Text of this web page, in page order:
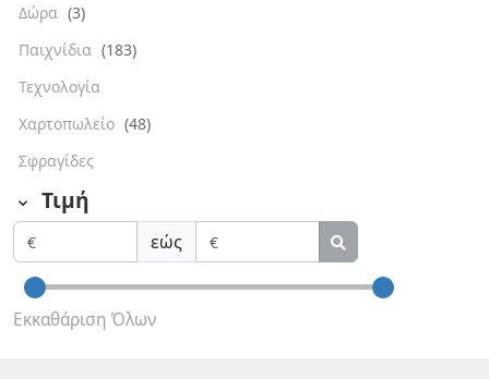
Δώρα (3)
Παιχνίδια (183)
Τεχνολογία
Χαρτοπωλείο (48)
Σφραγίδες
Τιμή
εώς
Εκκαθάριση Όλων